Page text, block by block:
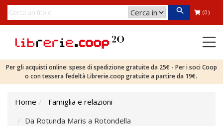
(0)
Per gli acquisti online: spese di spedizione gratuite da 25€ - Per i soci Coop
o con tessera fedeltà Librerie.coop gratuite a partire da 19€.
Home
Famiglia e relazioni
Da Rotunda Maris a Rotondella